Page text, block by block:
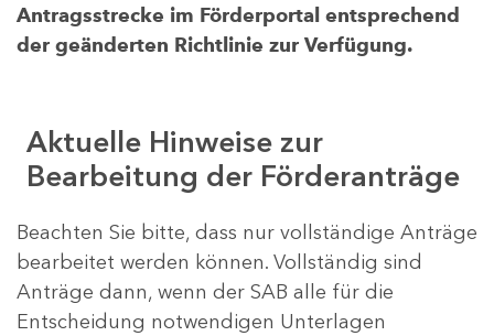
Antragsstrecke im Förderportal entsprechend
der geänderten Richtlinie zur Verfügung.
Aktuelle Hinweise zur
Bearbeitung der Förderanträge
Beachten Sie bitte, dass nur vollständige Anträge
bearbeitet werden können. Vollständig sind
Anträge dann, wenn der SAB alle für die
Entscheidung notwendigen Unterlagen